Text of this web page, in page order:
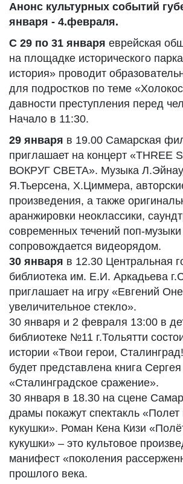
Анонс культурных событий
января - 4.февраля.
С 29 по 31 января еврейская
на площадке исторического
история» проводит
для подростков по теме
давности преступления перед
Начало в 11:30.
29 января в 19.00 Самарская
приглашает на концерт «THREE
ВОКРУГ СВЕТА». Музыка
Я.Тьерсена, Х.Циммера,
произведения, а также
аранжировки неоклассики,
современных течений поп-музыки
сопровождается видеорядом.
30 января в 12.30 Центральная
библиотека им. Е.И. Аркадьева
приглашает на игру «Евгений
увеличительное стекло».
30 января и 2 февраля 13:00 в
библиотеке №11 г.Тольятти
истории «Твои герои,
будет представлена книга
«Сталинградское сражение».
30 января в 18.30 на сцене
драмы покажут спектакль «Полет
кукушки». Роман Кена Кизи
кукушки» – это культовое
манифест «поколения
прошлого века.